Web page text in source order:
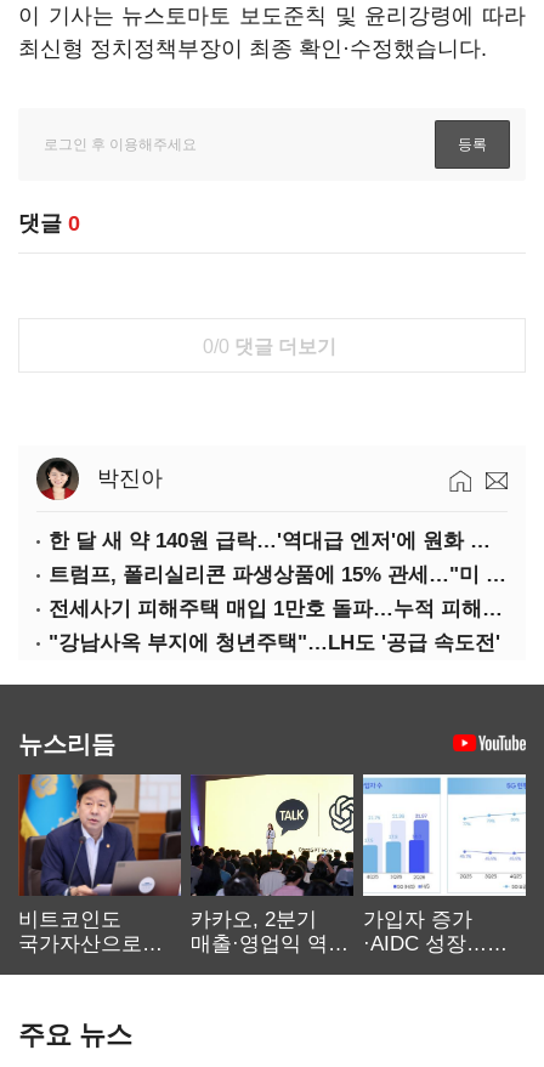
이 기사는 뉴스토마토 보도준칙 및 윤리강령에 따라
최신형 정치정책부장이 최종 확인·수정했습니다.
댓글 0
0/0 댓글 더보기
박진아
한 달 새 약 140원 급락…'역대급 엔저'에 원화 변곡점
트럼프, 폴리실리콘 파생상품에 15% 관세…"미 산업 재건"
전세사기 피해주택 매입 1만호 돌파…누적 피해자 4만278명
"강남사옥 부지에 청년주택"…LH도 '공급 속도전'
뉴스리듬
비트코인도
국가자산으로…'
카카오, 2분기
매출·영업익 역대
가입자 증가
·AIDC 성장…
주요 뉴스